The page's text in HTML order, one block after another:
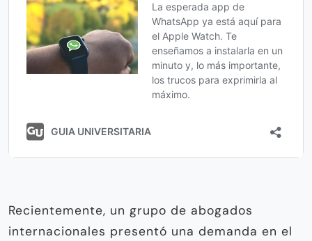
Recientemente, un grupo de abogados
internacionales presentó una demanda en el